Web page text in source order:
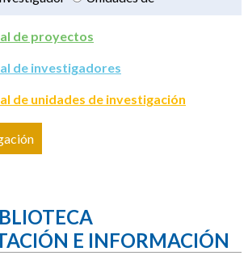
de proyectos
de investigadores
de unidades de investigación
E INFORMACIÓN